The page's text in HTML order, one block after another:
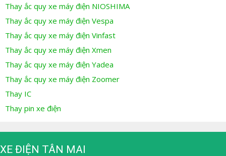
Thay ắc quy xe máy điện NIOSHIMA
Thay ắc quy xe máy điện Vespa
Thay ắc quy xe máy điện Vinfast
Thay ắc quy xe máy điện Xmen
Thay ắc quy xe máy điện Yadea
Thay ắc quy xe máy điện Zoomer
Thay IC
Thay pin xe điện
XE ĐIỆN TÂN MAI